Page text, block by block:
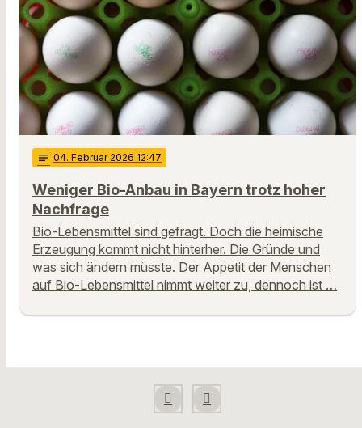
notes 04. Februar 2026 12:47
Weniger Bio-Anbau in Bayern trotz hoher
Nachfrage
Bio-Lebensmittel sind gefragt. Doch die heimische
Erzeugung kommt nicht hinterher. Die Gründe und
was sich ändern müsste. Der Appetit der Menschen
auf Bio-Lebensmittel nimmt weiter zu, dennoch ist …